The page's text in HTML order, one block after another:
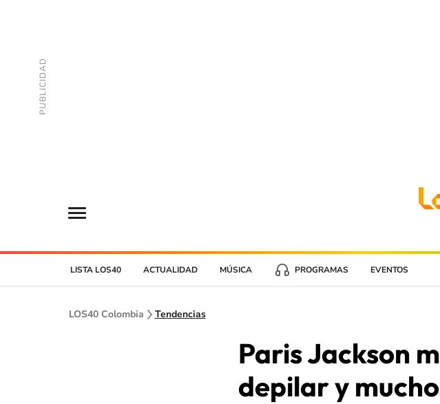
LISTA LOS40 ACTUALIDAD MÚSICA PROGRAMAS EVENTOS
LOS40 Colombia Tendencias
Paris Jackson
depilar y